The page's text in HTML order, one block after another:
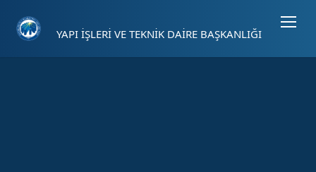
YAPI İŞLERİ VE TEKNİK DAİRE BAŞKANLIĞI